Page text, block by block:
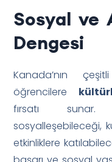
Sosyal ve
Dengesi
Kanada’nın
öğrencilere
fırsatı sunar.
sosyalleşebileceği,
etkinliklere